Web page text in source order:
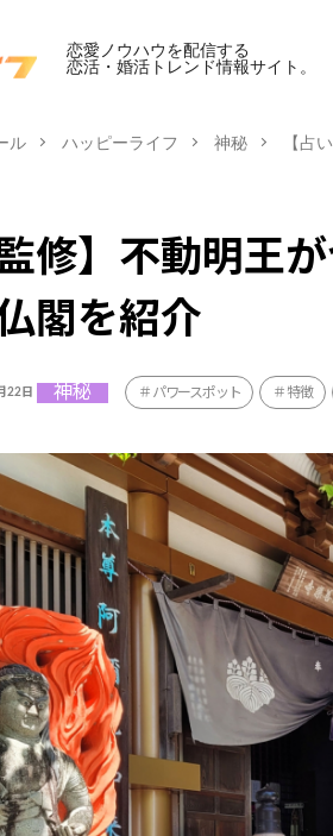
恋愛ノウハウを配信する
恋活・婚活トレンド情報サイト。
ル ハッピーライフ 神秘 【占
修】不動明王
閣を紹介
22日 神秘 パワースポット 特徴